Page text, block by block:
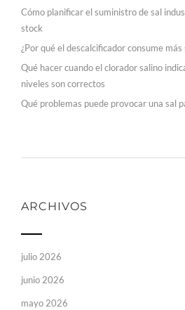
Cómo planificar el suministro de sal
stock
¿Por qué el descalcificador consume
Qué hacer cuando el clorador salino
niveles son correctos
Qué problemas puede provocar una sal
ARCHIVOS
julio 2026
junio 2026
mayo 2026